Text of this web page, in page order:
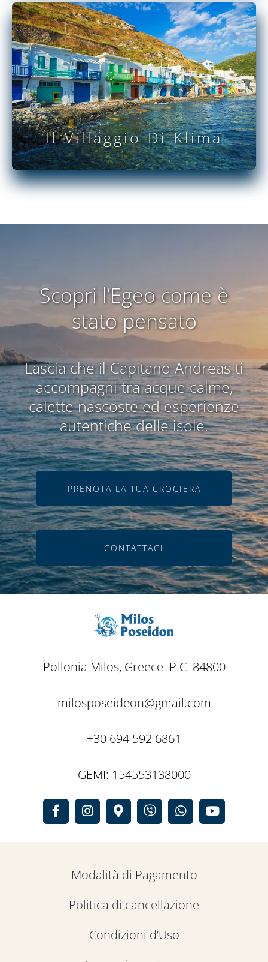
Il Villaggio Di Klima
PER SAPERNE DI PIÙ
Scopri l’Egeo come è
stato pensato
Lascia che il Capitano Andreas ti
accompagni tra acque calme,
calette nascoste ed esperienze
autentiche delle isole.
PRENOTA LA TUA CROCIERA
CONTATTACI
Pollonia Milos, Greece P.C. 84800
milosposeideon@gmail.com
+30 694 592 6861
GEMI: 154553138000
Modalità di Pagamento
Politica di cancellazione
Condizioni d’Uso